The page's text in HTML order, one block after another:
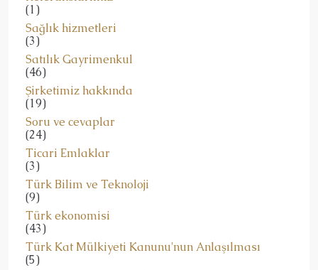
(1)
Sağlık hizmetleri
(3)
Satılık Gayrimenkul
(46)
Şirketimiz hakkında
(19)
Soru ve cevaplar
(24)
Ticari Emlaklar
(3)
Türk Bilim ve Teknoloji
(9)
Türk ekonomisi
(43)
Türk Kat Mülkiyeti Kanunu'nun Anlaşılması
(5)